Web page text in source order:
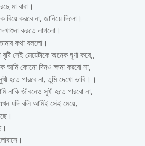
মা বাবা।
করবে না, জানিয়ে দিলো।
করতে লাগলো।
কথা বললো।
সেই মেয়েটাকে অনেক ঘৃণা করে,,
আমি কোনো দিনও ক্ষমা করবো না,
হতে পারবে না, তুমি দেখো ভাবি।।
জীবনেও সুখী হতে পারবো না,
যদি বলি আমিই সেই মেয়ে,